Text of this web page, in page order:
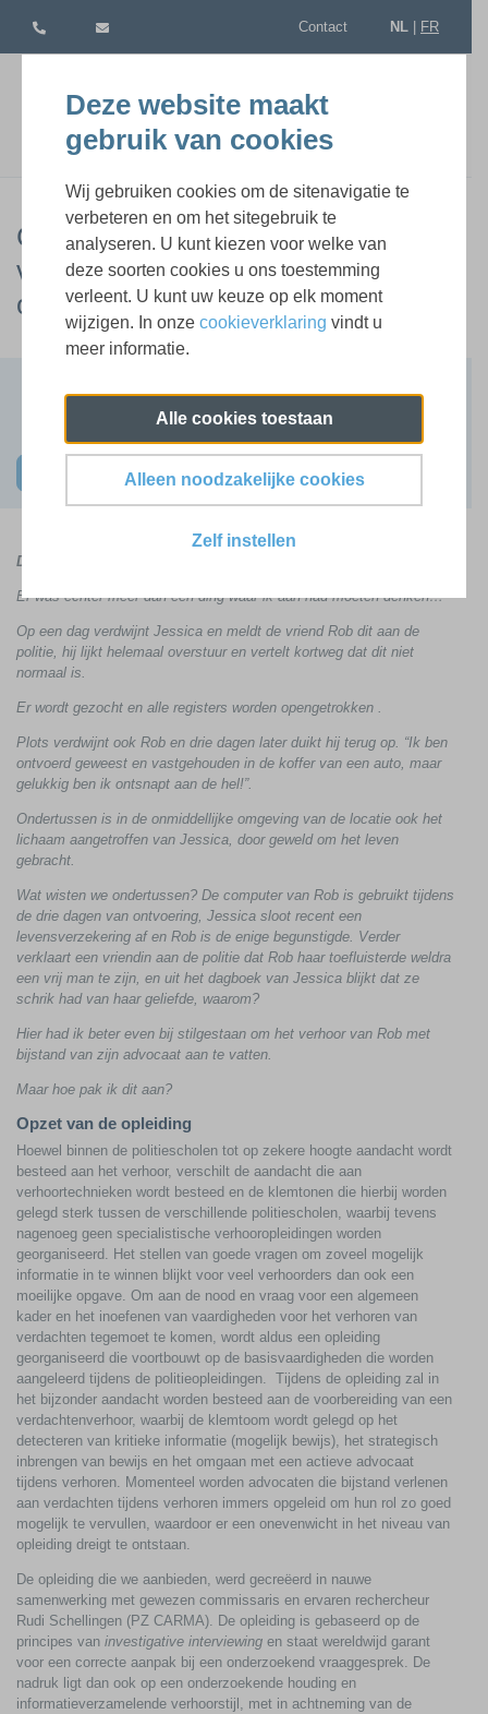
Deze website maakt
gebruik van cookies
Wij gebruiken cookies om de sitenavigatie te
verbeteren en om het sitegebruik te
analyseren. U kunt kiezen voor welke van
deze soorten cookies u ons toestemming
verleent. U kunt uw keuze op elk moment
wijzigen. In onze cookieverklaring vindt u
meer informatie.
Alle cookies toestaan
Alleen noodzakelijke cookies
Zelf instellen
Contact NL FR
CPS 4-daagse opleiding: Verhoor
van verdachten 2026 | 6,7, 8
oktober 2026 en terugkomdag
1 beschikbare sessie(s)
Schrijf u nu in
Daar ging ik dan, helemaal klaar voor het verhoor…
Er was echter meer dan één ding waar ik aan had moeten denken…
Op een dag verdwijnt Jessica en meldt de vriend Rob dit aan de
politie, hij lijkt helemaal overstuur en vertelt kortweg dat dit niet
normaal is.
Er wordt gezocht en alle registers worden opengetrokken .
Plots verdwijnt ook Rob en drie dagen later duikt hij terug op. “Ik ben
ontvoerd geweest en vastgehouden in de koffer van een auto, maar
gelukkig ben ik ontsnapt aan de hel!”.
Ondertussen is in de onmiddellijke omgeving van de locatie ook het
lichaam aangetroffen van Jessica, door geweld om het leven
gebracht.
Wat wisten we ondertussen? De computer van Rob is gebruikt tijdens
de drie dagen van ontvoering, Jessica sloot recent een
levensverzekering af en Rob is de enige begunstigde. Verder
verklaart een vriendin aan de politie dat Rob haar toefluisterde weldra
een vrij man te zijn, en uit het dagboek van Jessica blijkt dat ze
schrik had van haar geliefde, waarom?
Hier had ik beter even bij stilgestaan om het verhoor van Rob met
bijstand van zijn advocaat aan te vatten.
Maar hoe pak ik dit aan?
Opzet van de opleiding
Hoewel binnen de politiescholen tot op zekere hoogte aandacht wordt
besteed aan het verhoor, verschilt de aandacht die aan
verhoortechnieken wordt besteed en de klemtonen die hierbij worden
gelegd sterk tussen de verschillende politiescholen, waarbij tevens
nagenoeg geen specialistische verhooropleidingen worden
georganiseerd. Het stellen van goede vragen om zoveel mogelijk
informatie in te winnen blijkt voor veel verhoorders dan ook een
moeilijke opgave. Om aan de nood en vraag voor een algemeen
kader en het inoefenen van vaardigheden voor het verhoren van
verdachten tegemoet te komen, wordt aldus een opleiding
georganiseerd die voortbouwt op de basisvaardigheden die worden
aangeleerd tijdens de politieopleidingen. Tijdens de opleiding zal in
het bijzonder aandacht worden besteed aan de voorbereiding van een
verdachtenverhoor, waarbij de klemtoom wordt gelegd op het
detecteren van kritieke informatie (mogelijk bewijs), het strategisch
inbrengen van bewijs en het omgaan met een actieve advocaat
tijdens verhoren. Momenteel worden advocaten die bijstand verlenen
aan verdachten tijdens verhoren immers opgeleid om hun rol zo goed
mogelijk te vervullen, waardoor er een onevenwicht in het niveau van
opleiding dreigt te ontstaan.
De opleiding die we aanbieden, werd gecreëerd in nauwe
samenwerking met gewezen commissaris en ervaren rechercheur
Rudi Schellingen (PZ CARMA). De opleiding is gebaseerd op de
principes van investigative interviewing en staat wereldwijd garant
voor een correcte aanpak bij een onderzoekend vraaggesprek. De
nadruk ligt dan ook op een onderzoekende houding en
informatieverzamelende verhoorstijl, met in achtneming van de